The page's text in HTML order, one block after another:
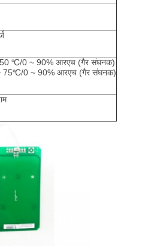
℃/0 ~ 90% आरएच (गैर संघनक)
75℃/0 ~ 90% आरएच (गैर संघनक)